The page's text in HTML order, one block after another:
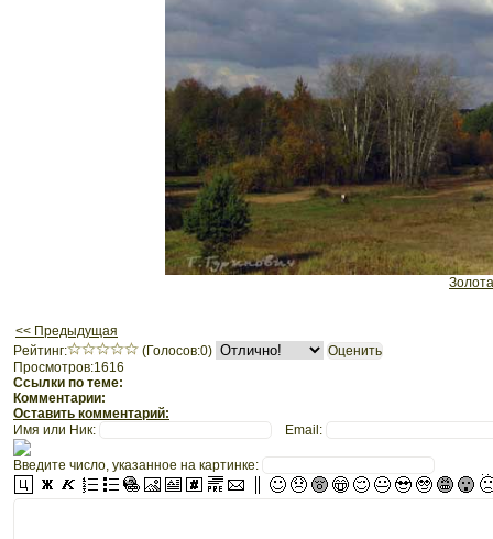
<< Предыдущая
Рeйтинг:
(Голосов:0)
Просмотров:1616
Ссылки по теме:
Комментарии:
Оставить комментарий:
Имя или Ник:
Email:
Введите число, указанное на картинке: